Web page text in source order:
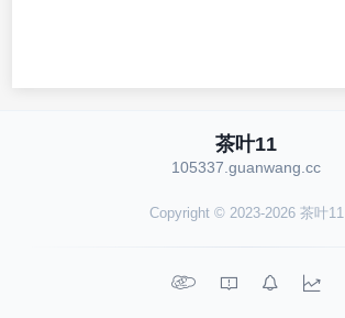
茶叶11
105337.guanwang.cc
Copyright © 2023-2026 茶叶11
   